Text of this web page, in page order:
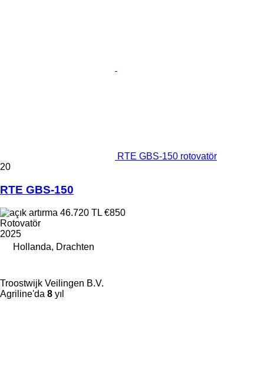
RTE GBS-150 rotovatör
20
RTE GBS-150
46.720 TL €850
Rotovatör
2025
Hollanda, Drachten
Troostwijk Veilingen B.V.
Agriline'da 8 yıl